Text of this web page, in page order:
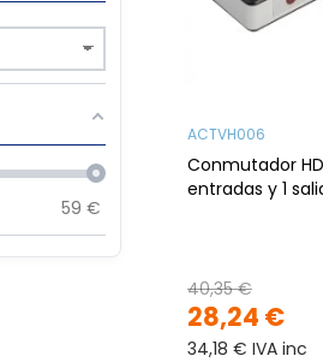
ACTVH006
Conmutador
entradas y 1
28,24 €
40,35 €
34,18 € IVA inc
59 €